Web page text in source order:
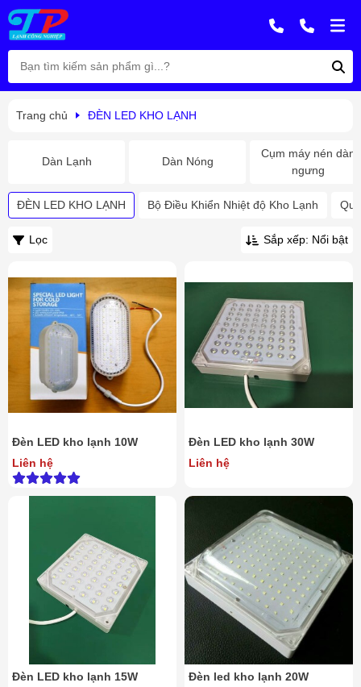
Trang chủ ĐÈN LED KHO LẠNH
Dàn Lạnh Dàn Nóng
Cụm máy nén dàn
ngưng
ĐÈN LED KHO LẠNH Bộ Điều Khiển Nhiệt độ Kho Lạnh
Lọc Sắp xếp: Nổi bật
Đèn LED kho lạnh 10W
Liên hệ
Đèn LED kho lạnh 30W
Liên hệ
Đèn LED kho lạnh 15W
Đèn led kho lạnh 20W